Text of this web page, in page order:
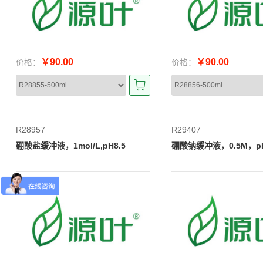
价格： ￥90.00 价格： ￥90.00
R28957
硼酸盐缓冲液，1mol/L,pH8.5
R29407
硼酸钠缓冲液，0.5M，